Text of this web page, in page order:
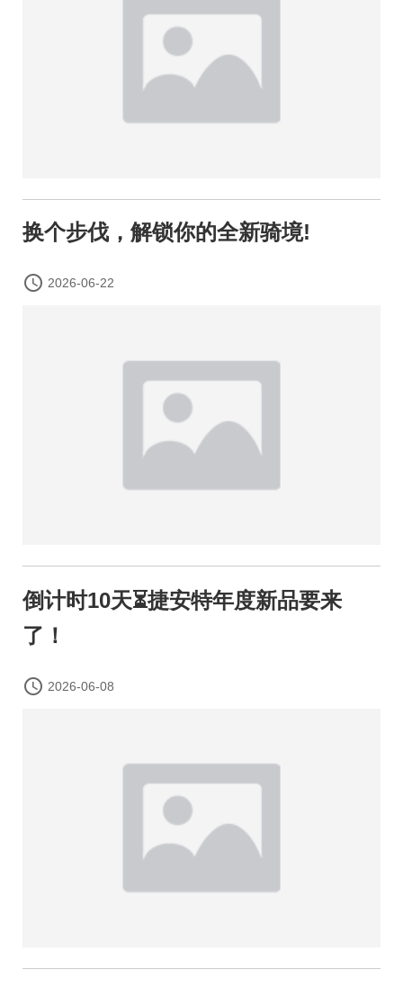
换个步伐，解锁你的全新骑境!
 2026-06-22
倒计时10天⏳捷安特年度新品要来
了！
 2026-06-08